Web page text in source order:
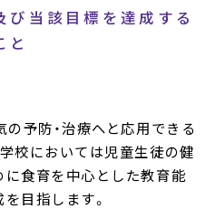
当該目標を達成する
と
の予防・治療へと応用できる
校においては児童生徒の健
食育を中心とした教育能
目指します。